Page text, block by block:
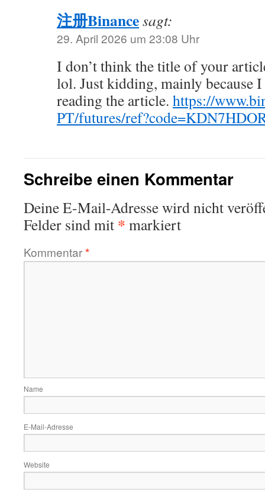
注册Binancesagt:
29. April 2026 um 23:08 Uhr
I don’t think the title of your
lol. Just kidding, mainly because
reading the article. https://
PT/futures/
Schreibe einen Kommentar
Deine E-Mail-Adresse wird nicht
Felder sind mit * markiert
Kommentar*
Name
E-Mail-Adresse
Website